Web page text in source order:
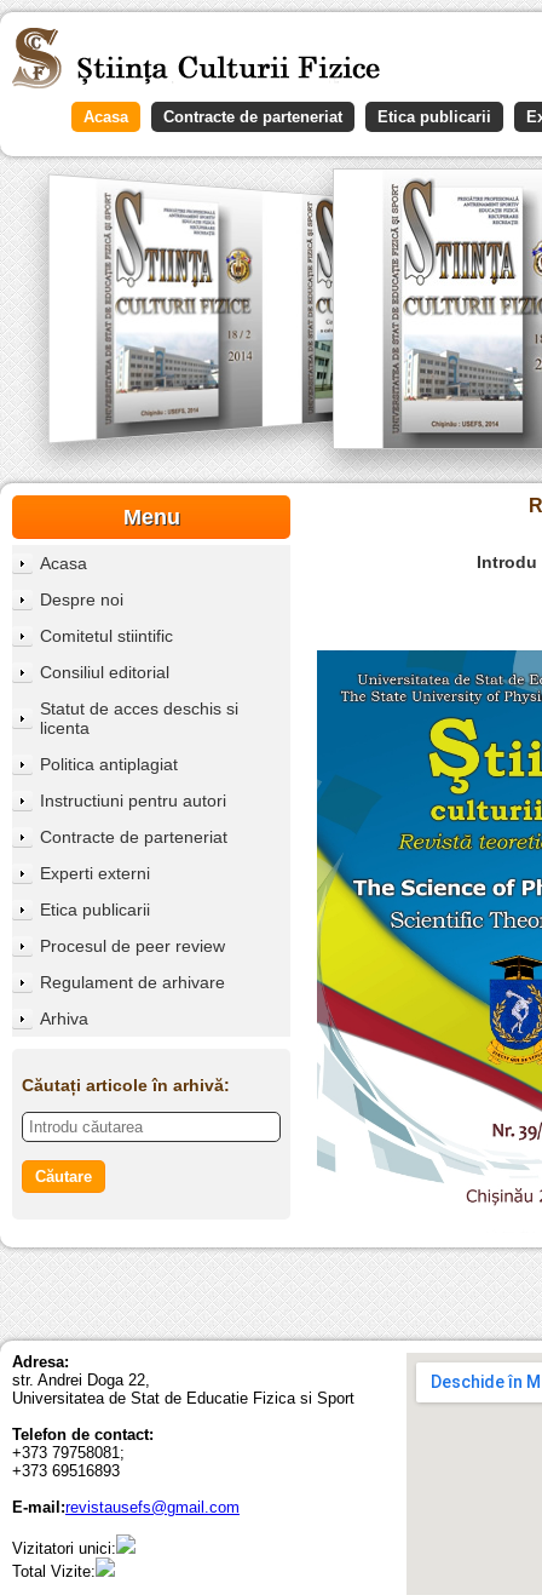
Acasa Contracte de parteneriat Etica publicarii
Menu
Acasa
Despre noi
Comitetul stiintific
Consiliul editorial
Statut de acces deschis si
licenta
Politica antiplagiat
Instructiuni pentru autori
Contracte de parteneriat
Experti externi
Etica publicarii
Procesul de peer review
Regulament de arhivare
Arhiva
Căutați articole în arhivă:
Adresa:
str. Andrei Doga 22,
Universitatea de Stat de Educatie Fizica si Sport
Telefon de contact:
+373 79758081;
+373 69516893
E-mail:revistausefs@gmail.com
Vizitatori unici:
Total Vizite: